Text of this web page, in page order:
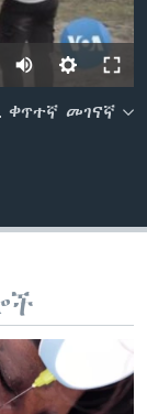
ቀጥተኛ መገናኛ